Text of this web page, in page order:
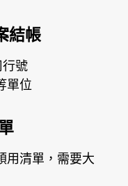
結帳
號
單位
用清單，需要大